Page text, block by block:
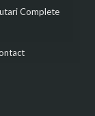
Complete